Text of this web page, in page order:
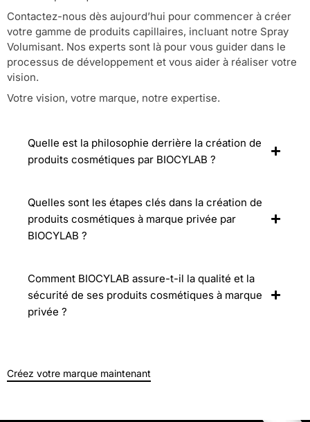
Contactez-nous dès aujourd’hui pour commencer à créer
votre gamme de produits capillaires, incluant notre Spray
Volumisant. Nos experts sont là pour vous guider dans le
processus de développement et vous aider à réaliser votre
vision.
Votre vision, votre marque, notre expertise.
Quelle est la philosophie derrière la création de
produits cosmétiques par BIOCYLAB ?
Quelles sont les étapes clés dans la création de
produits cosmétiques à marque privée par
BIOCYLAB ?
Comment BIOCYLAB assure-t-il la qualité et la
sécurité de ses produits cosmétiques à marque
privée ?
Créez votre marque maintenant